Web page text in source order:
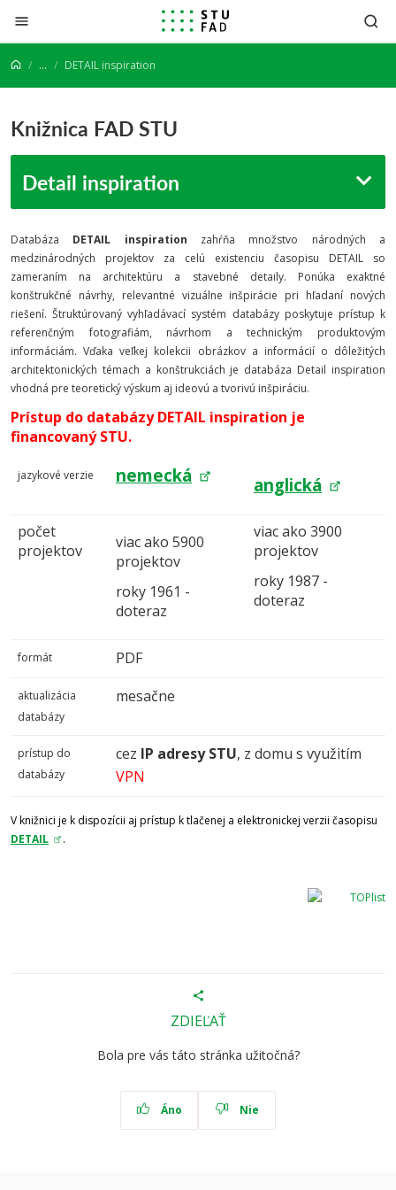
Prejsť na obsah
... DETAIL inspiration
Knižnica FAD STU
Detail inspiration
Databáza DETAIL inspiration zahŕňa množstvo národných a
medzinárodných projektov za celú existenciu časopisu DETAIL so
zameraním na architektúru a stavebné detaily. Ponúka exaktné
konštrukčné návrhy, relevantné vizuálne inšpirácie pri hľadaní nových
riešení. Štruktúrovaný vyhľadávací systém databázy poskytuje prístup k
referenčným fotografiám, návrhom a technickým produktovým
informáciám. Vďaka veľkej kolekcii obrázkov a informácií o dôležitých
architektonických témach a konštrukciách je databáza Detail inspiration
vhodná pre teoretický výskum aj ideovú a tvorivú inšpiráciu.
Prístup do databázy DETAIL inspiration je
financovaný STU.
jazykové verzie nemecká anglická
počet
projektov
viac ako 5900
projektov
roky 1961 -
doteraz
viac ako 3900
projektov
roky 1987 -
doteraz
formát PDF
aktualizácia
databázy
mesačne
prístup do
databázy
cez IP adresy STU, z domu s využitím
VPN
V knižnici je k dispozícii aj prístup k tlačenej a elektronickej verzii časopisu
DETAIL
.
ZDIEĽAŤ
Bola pre vás táto stránka užitočná?
Áno Nie